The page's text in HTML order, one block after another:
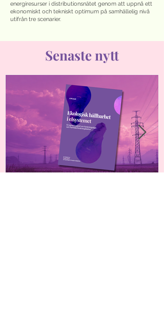
energiresurser i distributionsnätet genom att uppnå ett
ekonomiskt och tekniskt optimum på samhällelig nivå
utifrån tre scenarier.
Senaste nytt